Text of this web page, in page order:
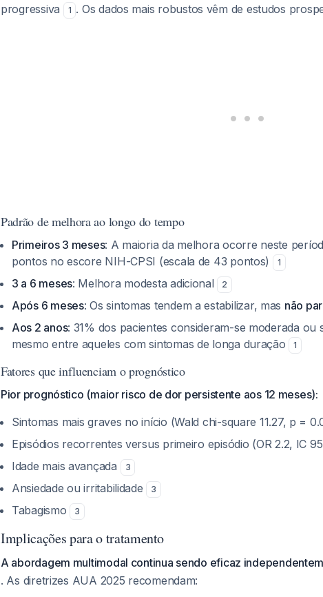
progressiva
1 . Os dados mais robustos vêm de estudos
Padrão de melhora ao longo do tempo
Primeiros 3 meses: A maioria da melhora ocorre neste
pontos no escore NIH-CPSI (escala de 43 pontos)
1
3 a 6 meses: Melhora modesta adicional 2
Após 6 meses: Os sintomas tendem a estabilizar, mas não
Aos 2 anos: 31% dos pacientes consideram-se moderada ou
mesmo entre aqueles com sintomas de longa duração
1
Fatores que influenciam o prognóstico
Pior prognóstico (maior risco de dor persistente aos 12 meses):
Sintomas mais graves no início (Wald chi-square 11.27, p =
Episódios recorrentes versus primeiro episódio (OR 2.2, IC
Idade mais avançada 3
Ansiedade ou irritabilidade 3
Tabagismo 3
Implicações para o tratamento
A abordagem multimodal continua sendo eficaz
. As diretrizes AUA 2025 recomendam: